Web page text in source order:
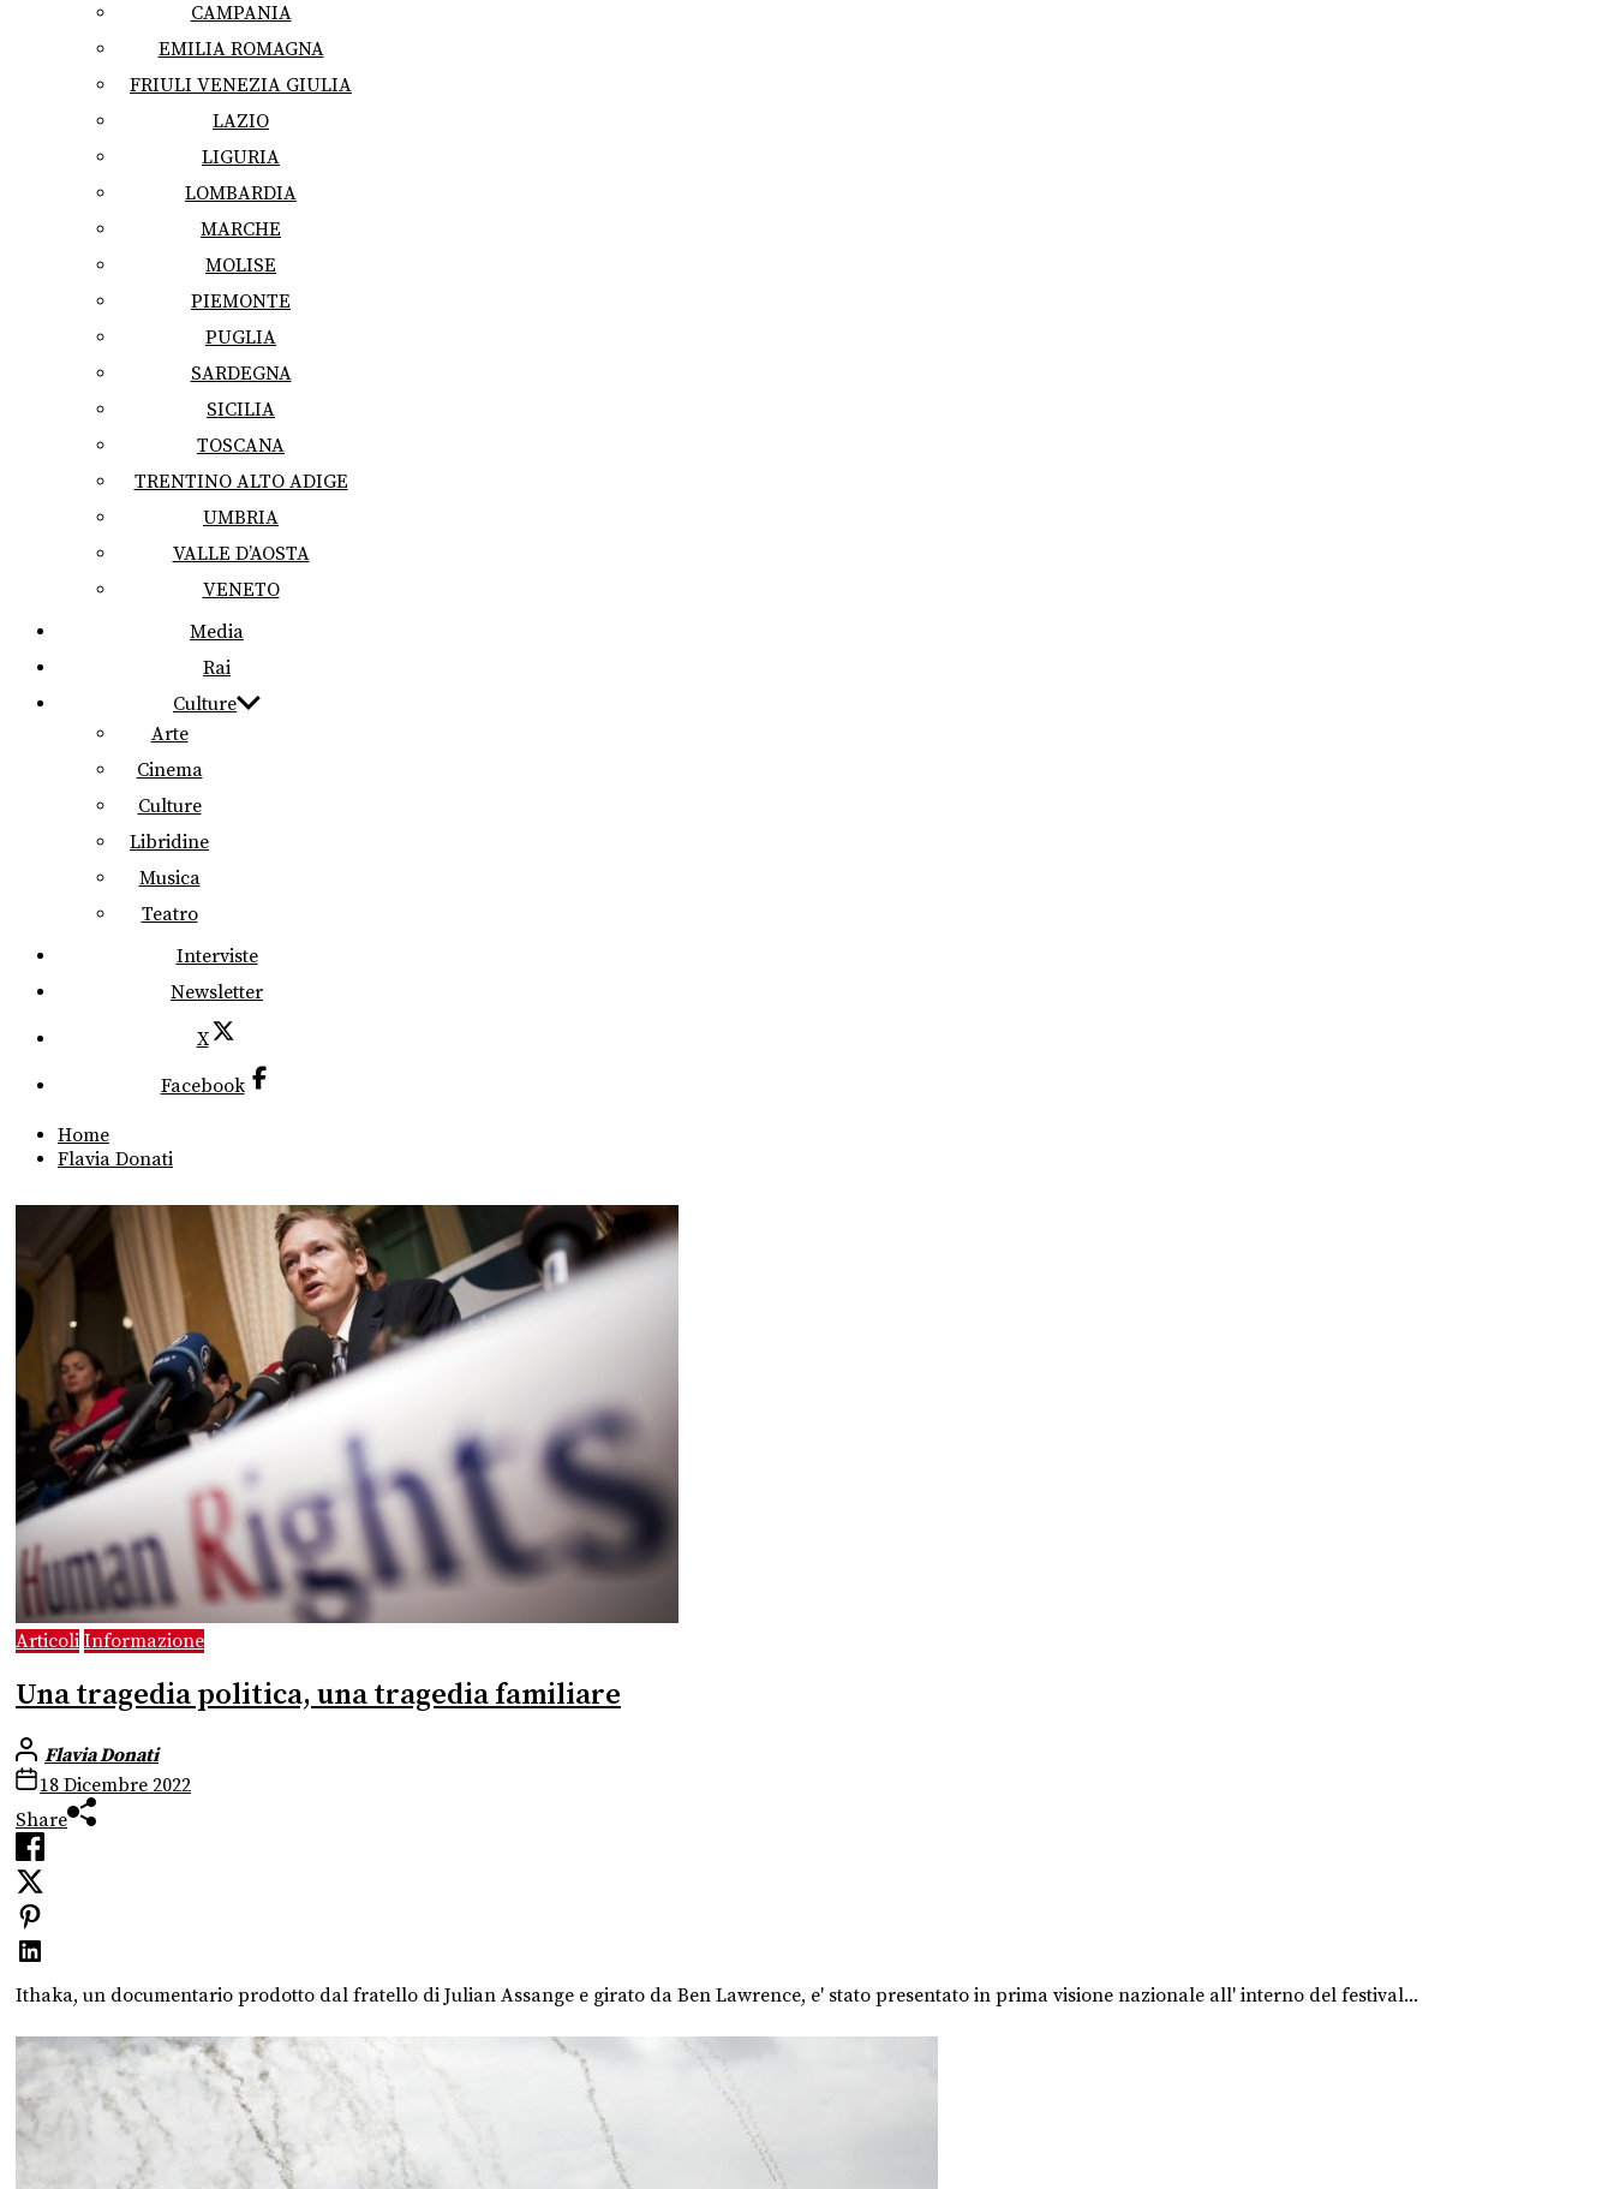
CAMPANIA
EMILIA ROMAGNA
FRIULI VENEZIA GIULIA
LAZIO
LIGURIA
LOMBARDIA
MARCHE
MOLISE
PIEMONTE
PUGLIA
SARDEGNA
SICILIA
TOSCANA
TRENTINO ALTO ADIGE
UMBRIA
VALLE D’AOSTA
VENETO
Media
Rai
Culture
Arte
Cinema
Culture
Libridine
Musica
Teatro
Interviste
Newsletter
X
Facebook
Home
Flavia Donati
Articoli Informazione
Una tragedia politica, una tragedia familiare
Flavia Donati
18 Dicembre 2022
Share
Ithaka, un documentario prodotto dal fratello di Julian Assange e girato da Ben Lawrence, e' stato presentato in prima visione nazionale all' interno del festival...